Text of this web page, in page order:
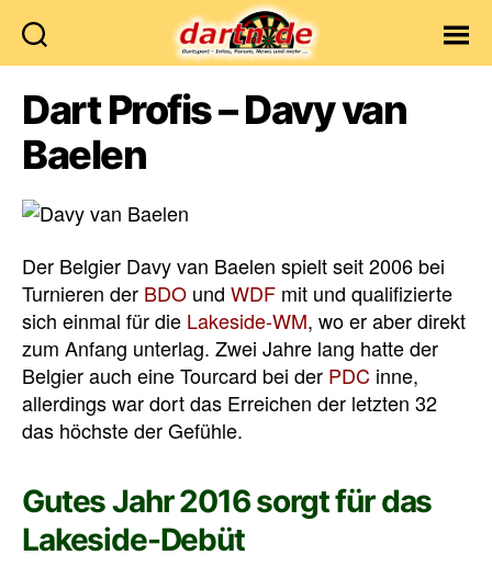
Dart Profis – Davy van
Baelen
Der Belgier Davy van Baelen spielt seit 2006 bei
Turnieren der BDO und WDF mit und qualifizierte
sich einmal für die Lakeside-WM, wo er aber direkt
zum Anfang unterlag. Zwei Jahre lang hatte der
Belgier auch eine Tourcard bei der PDC inne,
allerdings war dort das Erreichen der letzten 32
das höchste der Gefühle.
Gutes Jahr 2016 sorgt für das
Lakeside-Debüt